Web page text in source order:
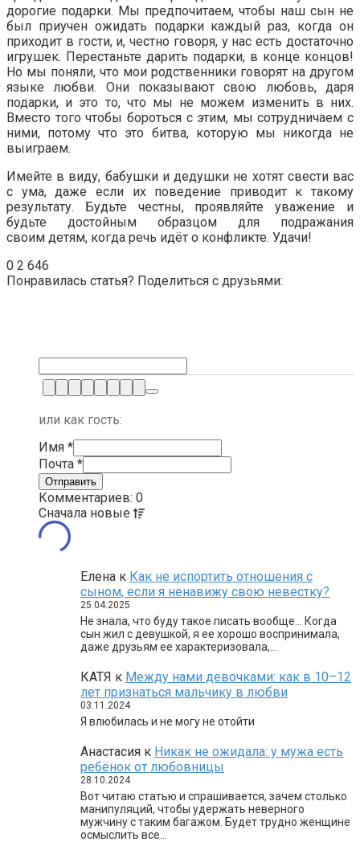
дорогие подарки. Мы предпочитаем, чтобы наш сын не
был приучен ожидать подарки каждый раз, когда он
приходит в гости, и, честно говоря, у нас есть достаточно
игрушек. Перестаньте дарить подарки, в конце концов!
Но мы поняли, что мои родственники говорят на другом
языке любви. Они показывают свою любовь, даря
подарки, и это то, что мы не можем изменить в них.
Вместо того чтобы бороться с этим, мы сотрудничаем с
ними, потому что это битва, которую мы никогда не
выиграем.
Имейте в виду, бабушки и дедушки не хотят свести вас
с ума, даже если их поведение приводит к такому
результату. Будьте честны, проявляйте уважение и
будьте достойным образцом для подражания
своим детям, когда речь идёт о конфликте. Удачи!
0 2 646
Понравилась статья? Поделиться с друзьями:
или как гость:
Имя *
Почта *
Комментариев: 0
Сначала новые
Елена к Как не испортить отношения с
сыном, если я ненавижу свою невестку?
25.04.2025
Не знала, что буду такое писать вообще… Когда
сын жил с девушкой, я ее хорошо воспринимала,
даже друзьям ее характеризовала,…
КАТЯ к Между нами девочками: как в 10–12
лет признаться мальчику в любви
03.11.2024
Я влюбилась и не могу не отойти
Анастасия к Никак не ожидала: у мужа есть
ребёнок от любовницы
28.10.2024
Вот читаю статью и спрашивается, зачем столько
манипуляций, чтобы удержать неверного
мужчину с таким багажом. Будет трудно женщине
осмыслить все…